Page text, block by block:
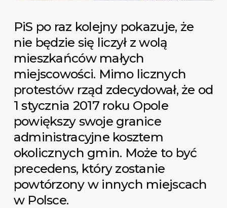
PiS po raz kolejny pokazuje, że
nie będzie się liczył z wolą
mieszkańców małych
miejscowości. Mimo licznych
protestów rząd zdecydował, że od
1 stycznia 2017 roku Opole
powiększy swoje granice
administracyjne kosztem
okolicznych gmin. Może to być
precedens, który zostanie
powtórzony w innych miejscach
w Polsce.